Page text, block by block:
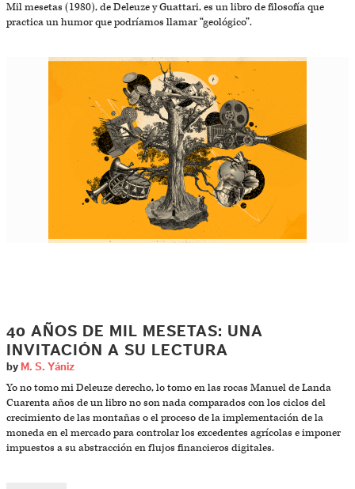
Mil mesetas (1980), de Deleuze y Guattari, es un libro de filosofía que
practica un humor que podríamos llamar “geológico”.
40 AÑOS DE MIL MESETAS: UNA
INVITACIÓN A SU LECTURA
by M. S. Yániz
Yo no tomo mi Deleuze derecho, lo tomo en las rocas Manuel de Landa
Cuarenta años de un libro no son nada comparados con los ciclos del
crecimiento de las montañas o el proceso de la implementación de la
moneda en el mercado para controlar los excedentes agrícolas e imponer
impuestos a su abstracción en flujos financieros digitales.